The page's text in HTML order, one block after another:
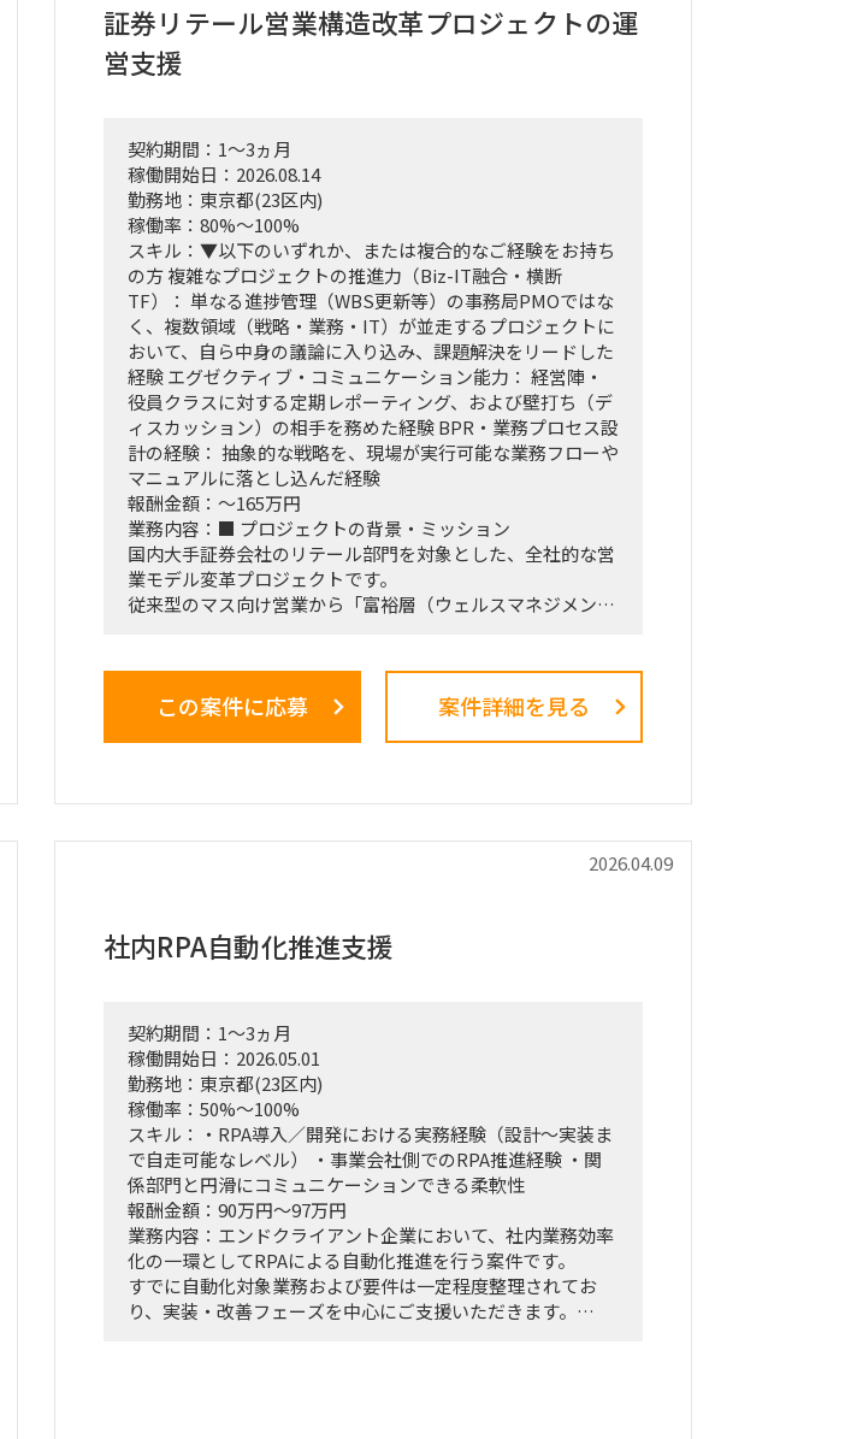
証券リテール営業構造改革プロジェクトの運
営支援
契約期間：1～3ヵ月
稼働開始日：2026.08.14
勤務地：東京都(23区内)
稼働率：80%～100%
スキル：▼以下のいずれか、または複合的なご経験をお持ち
の方 複雑なプロジェクトの推進力（Biz-IT融合・横断
TF）： 単なる進捗管理（WBS更新等）の事務局PMOではな
く、複数領域（戦略・業務・IT）が並走するプロジェクトに
おいて、自ら中身の議論に入り込み、課題解決をリードした
経験 エグゼクティブ・コミュニケーション能力： 経営陣・
役員クラスに対する定期レポーティング、および壁打ち（デ
ィスカッション）の相手を務めた経験 BPR・業務プロセス設
計の経験： 抽象的な戦略を、現場が実行可能な業務フローや
マニュアルに落とし込んだ経験
報酬金額：～165万円
業務内容：■ プロジェクトの背景・ミッション
国内大手証券会社のリテール部門を対象とした、全社的な営
業モデル変革プロジェクトです。
従来型のマス向け営業から「富裕層（ウェルスマネジメン
る最重要エンゲージメントとなっています。
戦略ファームが描いた絵に留まらず、組織再編、営業プロセ
「横断タスクフォース（TF）の実質的な推進リードおよび
IT（AI）の両面から中身の議論に入り込み、プロジェクトを
実質的にドライブさせるプレイングマネージャーとしての役
■ 具体的な業務内容
富裕層向けセグメント戦略、KPI設計、新営業モデル設計な
どの「上流企画」と、現場への落とし込み・タスクフォース
の推進を同時進行（アジャイル的）で回していただきます。
経営・役員クラスに対する定期的なレポーティングおよび直
接のディスカッション（壁打ち）への参画。
「バディAI」「AIロープレ」「ダッシュボード」等の最先端
ツールの要件定義から、それを現場の営業員にどう使わせる
か（行動変容設計）までの定着化支援。
支店長やトップ営業経験を持つクライアント（証券会社側）
のコアメンバーとタッグを組み、現場のリアルな知見を取り
込みながら実効性の高い設計を行います。
この案件に応募 案件詳細を見る
2026.04.09
社内RPA自動化推進支援
契約期間：1～3ヵ月
稼働開始日：2026.05.01
勤務地：東京都(23区内)
稼働率：50%～100%
スキル：・RPA導入／開発における実務経験（設計〜実装ま
で自走可能なレベル） ・事業会社側でのRPA推進経験 ・関
係部門と円滑にコミュニケーションできる柔軟性
報酬金額：90万円～97万円
業務内容：エンドクライアント企業において、社内業務効率
化の一環としてRPAによる自動化推進を行う案件です。
すでに自動化対象業務および要件は一定程度整理されてお
り、実装・改善フェーズを中心にご支援いただきます。